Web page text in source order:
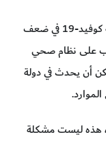
ويكمن الخطر الرئيس الأخير لإفريقيا خلال جائحة كوفيد-19 في ضعف
على نظام صحي
أن يحدث في دولة
وكما يوضح الانتشار العالمي السريع لـكوفيد-19، هذه ليست مشكلة